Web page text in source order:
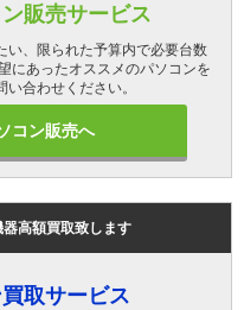
販売サービス
い、限られた予算内で必要台数
にあったオススメのパソコンを
合わせください。
コン販売へ
高額買取致します
取サービス